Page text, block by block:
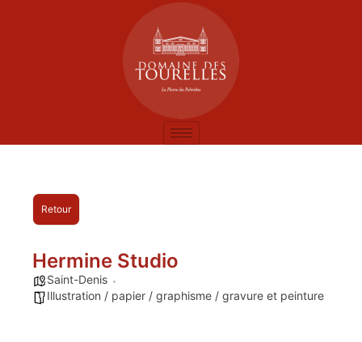
Retour
Hermine Studio
Saint-Denis
Illustration / papier / graphisme / gravure et peinture